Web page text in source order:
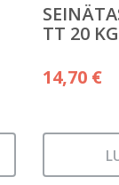
TT 20 KG
14,70 €